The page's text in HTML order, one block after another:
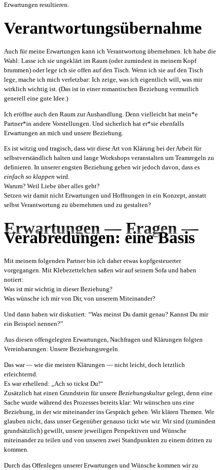
Erwartungen resultieren.
Verantwortungsübernahme
Auch für meine Erwartungen kann ich Verantwortung übernehmen. Ich habe die
Wahl: Lasse ich sie ungeklärt im Raum (oder zumindest in meinem Kopf
brummen) oder lege ich sie offen auf den Tisch. Wenn ich sie auf den Tisch
lege, mache ich mich verletzbar: Ich zeige, was ich eigentlich will, was mir
wirklich wichtig ist. (Das ist in einer romantischen Beziehung vermutlich
generell eine gute Idee.)
Ich eröffne auch den Raum zur Aushandlung. Denn vielleicht hat mein*e
Partner*in andere Vorstellungen. Und sicherlich hat er*sie ebenfalls
Erwartungen an mich und unsere Beziehung.
Es ist witzig und tragisch, dass wir diese Art von Klärung bei der Arbeit für
selbstverständlich halten und lange Workshops veranstalten um Teamregeln zu
definieren. In unserer engsten Beziehung gehen wir jedoch davon, dass es
einfach so klappen wird.
Warum? Weil Liebe über alles geht?
Setzen wir damit nicht Erwartungen und Hoffnungen in ein Konzept, anstatt
selbst Verantwortung zu übernehmen und zu gestalten?
Erwartungen — Fragen —
Verabredungen: eine Basis
Mit meinem folgenden Partner bin ich daher etwas kopfgesteuerter
vorgegangen. Mit Klebezettelchen saßen wir auf seinem Sofa und haben
notiert:
Was ist mir wichtig in dieser Beziehung?
Was wünsche ich mir von Dir, von unserem Miteinander?
Und dann haben wir diskutiert: “Was meinst Du damit genau? Kannst Du mir
ein Beispiel nennen?”
Aus diesen offengelegten Erwartungen, Nachfragen und Klärungen folgten
Vereinbarungen: Unsere Beziehungsregeln.
Das war — wie die meisten Klärungen — nicht leicht, doch letztlich
erleichternd.
Es war erhellend: „Ach so tickst Du!“
Zusätzlich hat einen Grundstein für unsere Beziehungskultur gelegt, denn eine
Sache wurde während des Prozesses bereits klar: Wir wünschen uns eine
Beziehung, in der wir miteinander ins Gespräch gehen. Wir klären Themen. Wir
glauben nicht, dass unser Gegenüber genauso tickt wie wir. Wir sind (zumindest
grundsätzlich) gewillt, unsere jeweiligen Perspektiven und Wünsche
miteinander zu teilen und von unseren zwei Standpunkten zu einem dritten zu
kommen.
Durch das Offenlegen unserer Erwartungen und Wünsche kommen wir zu